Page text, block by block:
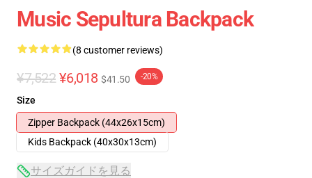
Music Sepultura Backpack
(8 customer reviews)
¥7,522 ¥6,018 $41.50 -20%
Size
Zipper Backpack (44x26x15cm)
Kids Backpack (40x30x13cm)
サイズガイドを見る